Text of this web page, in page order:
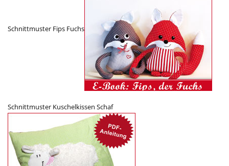
Schnittmuster Fips Fuchs
Schnittmuster Kuschelkissen Schaf